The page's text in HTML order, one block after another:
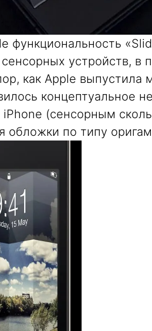
функциональность
устройств, в
как Apple выпустила
концептуальное
(сенсорным
обложки по типу